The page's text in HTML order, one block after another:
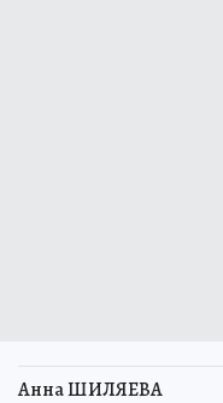
Анна ШИЛЯЕВА